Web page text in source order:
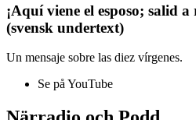
¡Aquí viene el esposo; salid
(svensk undertext)
Un mensaje sobre las diez vírgenes.
Se på YouTube